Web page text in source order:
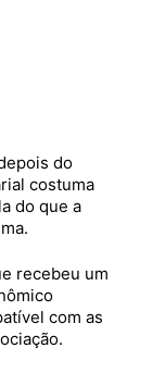
do
costuma
do que a
recebeu um
com as